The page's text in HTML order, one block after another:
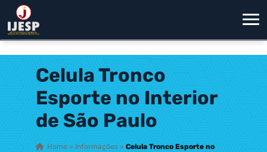
Celula Tronco
Esporte no Interior
de São Paulo
Home » Informações » Celula Tronco Esporte no